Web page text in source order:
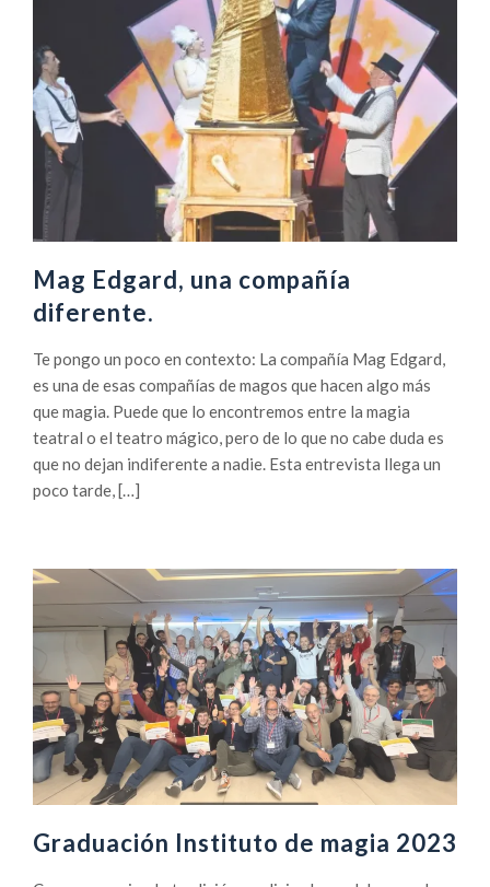
Mag Edgard, una compañía
diferente.
Te pongo un poco en contexto: La compañía Mag Edgard,
es una de esas compañías de magos que hacen algo más
que magia. Puede que lo encontremos entre la magia
teatral o el teatro mágico, pero de lo que no cabe duda es
que no dejan indiferente a nadie. Esta entrevista llega un
poco tarde, […]
Graduación Instituto de magia 2023